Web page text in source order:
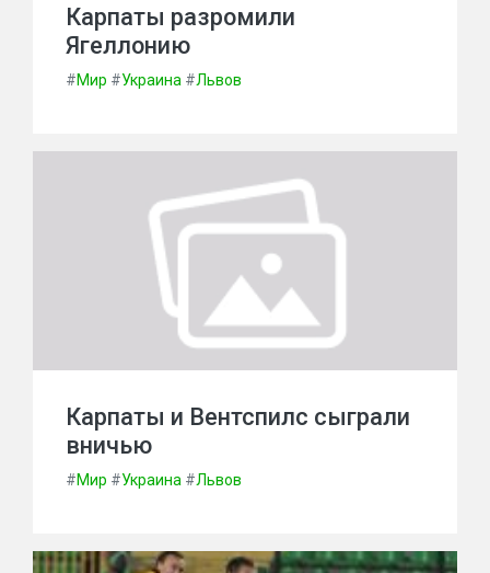
Карпаты разромили
Ягеллонию
#Мир #Украина #Львов
Карпаты и Вентспилс сыграли
вничью
#Мир #Украина #Львов